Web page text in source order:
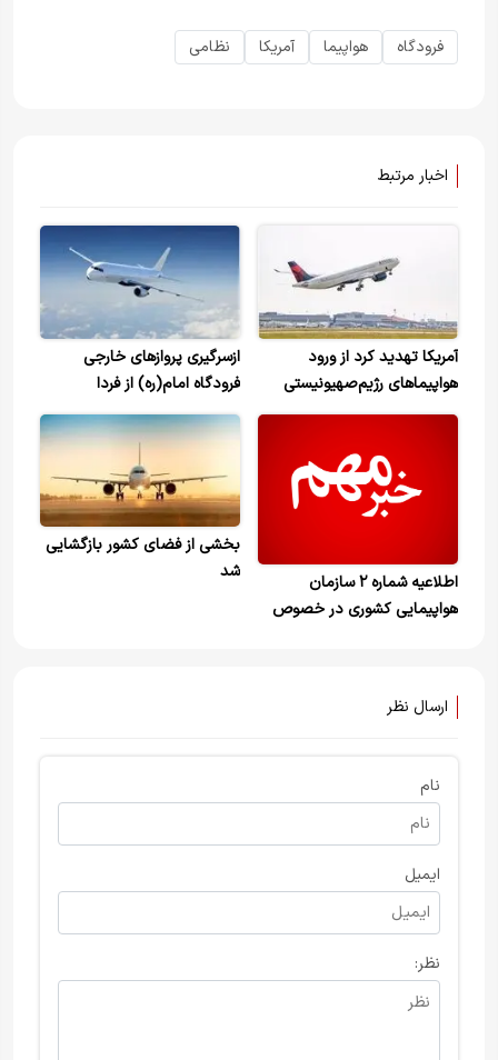
فرودگاه هواپیما آمریکا نظامی
اخبار مرتبط
آمریکا تهدید کرد از ورود
هواپیماهای رژیم‌صهیونیستی
جلوگیری می‌کند
ازسرگیری پروازهای خارجی
فرودگاه امام(ره) از فردا
اطلاعیه شماره ۲ سازمان
هواپیمایی کشوری در خصوص
بخشی از فضای کشور بازگشایی
شد
ارسال نظر
نام
ایمیل
نظر: